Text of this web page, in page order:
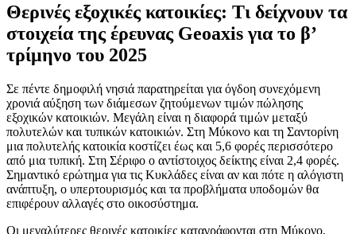
Θερινές εξοχικές κατοικίες: Τι δείχνουν τα
στοιχεία της έρευνας Geoaxis για το β’
τρίμηνο του 2025
Σε πέντε δημοφιλή νησιά παρατηρείται για όγδοη συνεχόμενη
χρονιά αύξηση των διάμεσων ζητούμενων τιμών πώλησης
εξοχικών κατοικιών. Μεγάλη είναι η διαφορά τιμών μεταξύ
πολυτελών και τυπικών κατοικιών. Στη Μύκονο και τη Σαντορίνη
μια πολυτελής κατοικία κοστίζει έως και 5,6 φορές περισσότερο
από μια τυπική. Στη Σέριφο ο αντίστοιχος δείκτης είναι 2,4 φορές.
Σημαντικό ερώτημα για τις Κυκλάδες είναι αν και πότε η αλόγιστη
ανάπτυξη, ο υπερτουρισμός και τα προβλήματα υποδομών θα
επιφέρουν αλλαγές στο οικοσύστημα.
Οι μεγαλύτερες θερινές κατοικίες καταγράφονται στη Μύκονο,